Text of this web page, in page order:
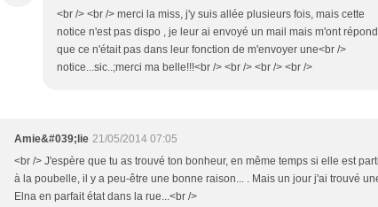
<br /> <br /> merci la miss, j'y suis allée plusieurs fois, mais cette
notice n'est pas dispo , je leur ai envoyé un mail mais m'ont
que ce n'était pas dans leur fonction de m'envoyer une<br />
notice...sic..;merci ma belle!!!<br /> <br /> <br /> <br />
Amie&#039;lie 21/05/2014 07:05
<br /> J'espère que tu as trouvé ton bonheur, en même temps si elle est
à la poubelle, il y a peu-être une bonne raison... . Mais un jour j'ai trouvé
Elna en parfait état dans la rue...<br />